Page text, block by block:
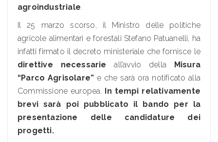
agroindustriale.
Il 25 marzo scorso, il Ministro delle politiche
agricole alimentari e forestali Stefano Patuanelli, ha
infatti firmato il decreto ministeriale che fornisce le
direttive necessarieall’avvio della Misura
“Parco Agrisolare” e che sarà ora notificato alla
Commissione europea. In tempi relativamente
brevi sarà poi pubblicato il bando per la
presentazione delle candidature dei
progetti.